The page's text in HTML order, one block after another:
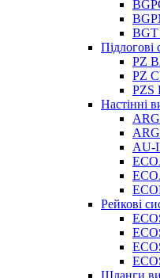
Підлогові
PZ
PZ
PZS
Настінні
AU-
Рейкові
Шланги